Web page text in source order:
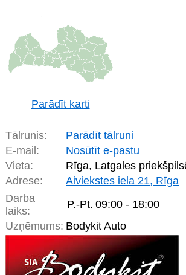
Parādīt karti
Tālrunis:
Parādīt tālruni
E-mail:
Nosūtīt e-pastu
Vieta:
Rīga, Latgales
Adrese:
Aiviekstes iela 21, Rīga
Darba
laiks:
P.-Pt. 09:00 - 18:00
Uzņēmums: Bodykit Auto